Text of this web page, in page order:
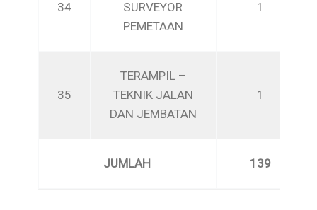
34
SURVEYOR
PEMETAAN
1
35
TERAMPIL –
TEKNIK JALAN
DAN JEMBATAN
1
JUMLAH 139